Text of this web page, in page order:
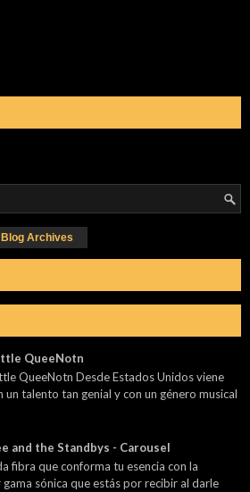
Blog Archives
QueeNotn
QueeNotn Desde Estados Unidos viene
un talento tan genial y con un género musical
and the Standbys - Carousel
fibra que conforma tu esencia con la
gama sónica que estás por recibir al darle